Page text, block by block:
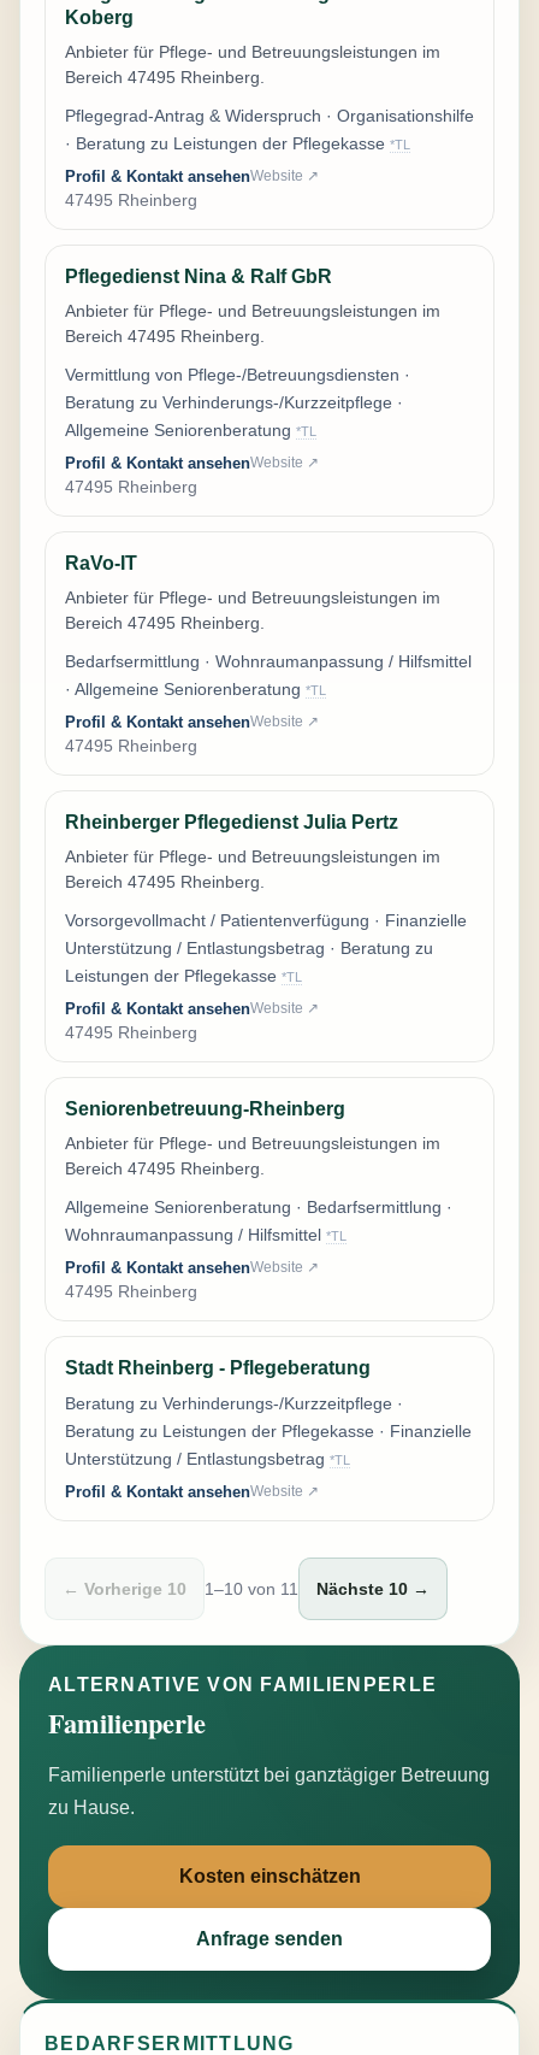
Koberg
Anbieter für Pflege- und Betreuungsleistungen im
Bereich 47495 Rheinberg.
Pflegegrad-Antrag & Widerspruch · Organisationshilfe
· Beratung zu Leistungen der Pflegekasse *TL
Profil & Kontakt ansehenWebsite ↗
47495 Rheinberg
Pflegedienst Nina & Ralf GbR
Anbieter für Pflege- und Betreuungsleistungen im
Bereich 47495 Rheinberg.
Vermittlung von Pflege-/Betreuungsdiensten ·
Beratung zu Verhinderungs-/Kurzzeitpflege ·
Allgemeine Seniorenberatung *TL
Profil & Kontakt ansehenWebsite ↗
47495 Rheinberg
RaVo-IT
Anbieter für Pflege- und Betreuungsleistungen im
Bereich 47495 Rheinberg.
Bedarfsermittlung · Wohnraumanpassung / Hilfsmittel
· Allgemeine Seniorenberatung *TL
Profil & Kontakt ansehenWebsite ↗
47495 Rheinberg
Rheinberger Pflegedienst Julia Pertz
Anbieter für Pflege- und Betreuungsleistungen im
Bereich 47495 Rheinberg.
Vorsorgevollmacht / Patientenverfügung · Finanzielle
Unterstützung / Entlastungsbetrag · Beratung zu
Leistungen der Pflegekasse *TL
Profil & Kontakt ansehenWebsite ↗
47495 Rheinberg
Seniorenbetreuung-Rheinberg
Anbieter für Pflege- und Betreuungsleistungen im
Bereich 47495 Rheinberg.
Allgemeine Seniorenberatung · Bedarfsermittlung ·
Wohnraumanpassung / Hilfsmittel *TL
Profil & Kontakt ansehenWebsite ↗
47495 Rheinberg
Stadt Rheinberg - Pflegeberatung
Beratung zu Verhinderungs-/Kurzzeitpflege ·
Beratung zu Leistungen der Pflegekasse · Finanzielle
Unterstützung / Entlastungsbetrag *TL
Profil & Kontakt ansehenWebsite ↗
← Vorherige 10 1–10 von 11 Nächste 10 →
ALTERNATIVE VON FAMILIENPERLE
Familienperle
Familienperle unterstützt bei ganztägiger Betreuung
zu Hause.
Kosten einschätzen
Anfrage senden
BEDARFSERMITTLUNG